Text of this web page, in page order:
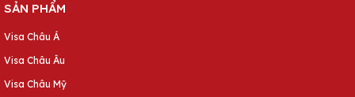
SẢN PHẨM
Visa Châu Á
Visa Châu Âu
Visa Châu Mỹ